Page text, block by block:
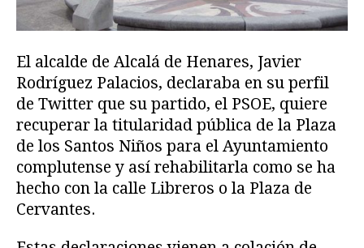
El alcalde de Alcalá de Henares, Javier
Rodríguez Palacios, declaraba en su perfil
de Twitter que su partido, el PSOE, quiere
recuperar la titularidad pública de la Plaza
de los Santos Niños para el Ayuntamiento
complutense y así rehabilitarla como se ha
hecho con la calle Libreros o la Plaza de
Cervantes.